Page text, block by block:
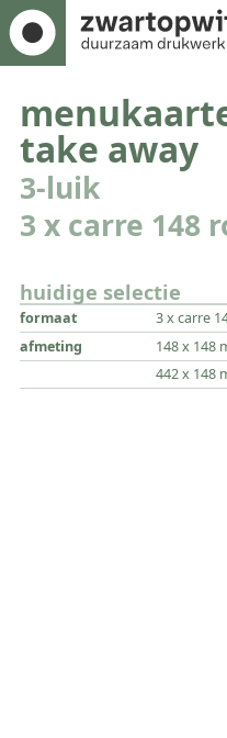
take away
3-luik
3 x carre 148
huidige selectie
formaat
3 x carre
afmeting
148 x 148
442 x 148